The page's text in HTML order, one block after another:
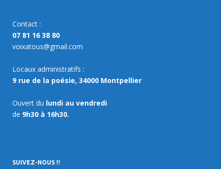
Contact :
07 81 16 38 80
voixatous@gmail.com
Locaux administratifs :
9 rue de la poésie, 34000 Montpellier
Ouvert du lundi au vendredi
de 9h30 à 16h30.
SUIVEZ-NOUS !!